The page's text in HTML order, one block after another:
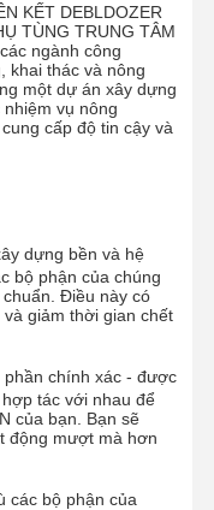
KẾT DEBLDOZER
TÙNG TRUNG TÂM
ngành công
khai thác và nông
một dự án xây dựng
vụ nông
cấp độ tin cậy và
dựng bền và hệ
bộ phận của chúng
Điều này có
giảm thời gian chết
phần chính xác - được
tác với nhau để
của bạn. Bạn sẽ
động mượt mà hơn
các bộ phận của